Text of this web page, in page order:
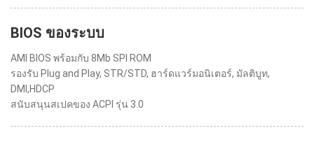
BIOS ของระบบ
AMI BIOS พร้อมกับ 8Mb SPI ROM
รองรับ Plug and Play, STR/STD, ฮาร์ดแวร์มอนิเตอร์, มัลติบูท,
DMI,HDCP
สนับสนุนสเปคของ ACPI รุ่น 3.0